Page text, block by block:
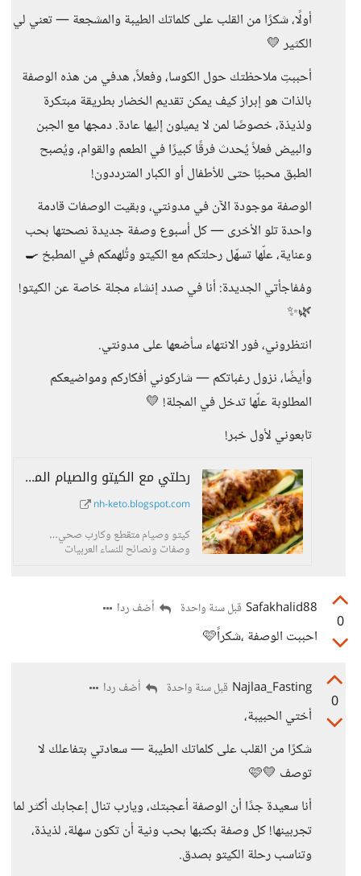
أولًا، شكرًا من القلب على كلماتك الطيبة والمشجعة — تعني لي
الكثير 💛
أحببتِ ملاحظتك حول الكوسا، وفعلاً، هدفي من هذه الوصفة
بالذات هو إبراز كيف يمكن تقديم الخضار بطريقة مبتكرة
ولذيذة، خصوصًا لمن لا يميلون إليها عادة. دمجها مع الجبن
والبيض فعلاً يُحدث فرقًا كبيرًا في الطعم والقوام، ويُصبح
الطبق محببًا حتى للأطفال أو الكبار المترددون!
الوصفة موجودة الآن في مدونتي، وبقيت الوصفات قادمة
واحدة تلو الأخرى — كل أسبوع وصفة جديدة نصحتها بحب
وعناية، علّها تسهّل رحلتكم مع الكيتو وتُلهمكم في المطبخ 🍳
ومُفاجأتي الجديدة: أنا في صدد إنشاء مجلة خاصة عن الكيتو!
🌿✨
انتظروني، فور الانتهاء سأضعها على مدونتي.
وأيضًا، نزول رغباتكم — شاركوني أفكاركم ومواضيعكم
المطلوبة علّها تدخل في المجلة! 💛
تابعوني لأول خبر!
رحلتي مع الكيتو والصيام المتقطع
nh-keto.blogspot.com
كيتو وصيام متقطع وكارب صحي…
وصفات ونصائح للنساء العربيات
0
Safakhalid88 قبل سنة واحدة أضف ردا
احببت الوصفة ،شكراً🩷
0
Najlaa_Fasting قبل سنة واحدة أضف ردا
أختي الحبيبة،
شكرًا من القلب على كلماتك الطيبة — سعادتي بتفاعلك لا
توصف 💛🩷
أنا سعيدة جدًا أن الوصفة أعجبتك، ويارب تنال إعجابك أكثر لما
تجربينها! كل وصفة بكتبها بحب ونية أن تكون سهلة، لذيذة،
وتناسب رحلة الكيتو بصدق.